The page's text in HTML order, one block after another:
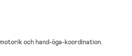
och hand-öga-koordination.